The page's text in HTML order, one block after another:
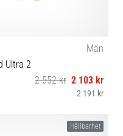
Män
Ultra 2
2 552 kr 2 103 kr
2 191 kr
44 44⅔ 45⅓ 46 46⅔ 47⅓
Hållbarhet